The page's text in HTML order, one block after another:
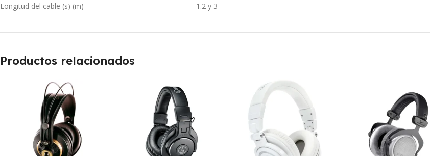
Longitud del cable (s) (m) 1.2 y 3
Productos relacionados